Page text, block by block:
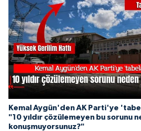
Kemal Aygün'den AK Parti'ye
"10 yıldır çözülemeyen bu sorunu
konuşmuyorsunuz?"